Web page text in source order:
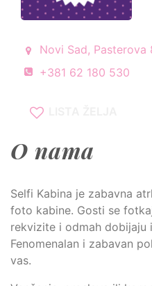
Novi Sad, Pasterova
+381 62 180 530
O nama
Selfi Kabina je zabavna
foto kabine. Gosti se
rekvizite i odmah dobijaju
Fenomenalan i zabavan
vas.